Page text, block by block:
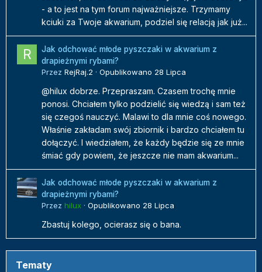
- a to jest na tym forum najważniejsze. Trzymamy
kciuki za Twoje akwarium, podziel się relacją jak już...
Jak odchować młode pyszczaki w akwarium z
drapieżnymi rybami?
Przez RejRaj.2 · Opublikowano 28 Lipca
@hilux dobrze. Przepraszam. Czasem trochę mnie
ponosi. Chciałem tylko podzielić się wiedzą i sam też
się czegoś nauczyć. Malawi to dla mnie coś nowego.
Właśnie zakładam swój zbiornik i bardzo chciałem tu
dołączyć. I wiedziałem, że każdy będzie się ze mnie
śmiać gdy powiem, że jeszcze nie mam akwarium...
Jak odchować młode pyszczaki w akwarium z
drapieżnymi rybami?
Przez hilux · Opublikowano 28 Lipca
Zbastuj kolego, ocierasz się o bana.
Tematy